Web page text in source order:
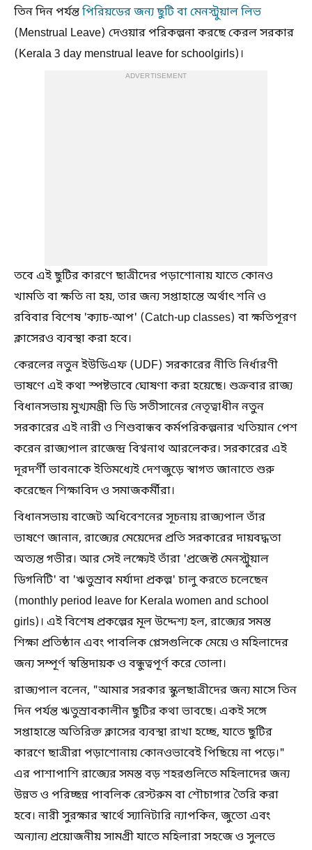
তিন দিন পর্যন্তপিরিয়ডের জন্য ছুটি বা মেনস্ট্রুয়াল লিভ
(Menstrual Leave) দেওয়ার পরিকল্পনা করছে কেরল সরকার
(Kerala 3 day menstrual leave for schoolgirls)।
ADVERTISEMENT
তবে এই ছুটির কারণে ছাত্রীদের পড়াশোনায় যাতে কোনও
খামতি বা ক্ষতি না হয়, তার জন্য সপ্তাহান্তে অর্থাৎ শনি ও
রবিবার বিশেষ 'ক্যাচ-আপ' (Catch-up classes) বা ক্ষতিপূরণ
ক্লাসেরও ব্যবস্থা করা হবে।
কেরলের নতুন ইউডিএফ (UDF) সরকারের নীতি নির্ধারণী
ভাষণে এই কথা স্পষ্টভাবে ঘোষণা করা হয়েছে। শুক্রবার রাজ্য
বিধানসভায় মুখ্যমন্ত্রী ভি ডি সতীসানের নেতৃত্বাধীন নতুন
সরকারের এই নারী ও শিশুবান্ধব কর্মপরিকল্পনার খতিয়ান পেশ
করেন রাজ্যপাল রাজেন্দ্র বিশ্বনাথ আরলেকর। সরকারের এই
দূরদর্শী ভাবনাকে ইতিমধ্যেই দেশজুড়ে স্বাগত জানাতে শুরু
করেছেন শিক্ষাবিদ ও সমাজকর্মীরা।
বিধানসভায় বাজেট অধিবেশনের সূচনায় রাজ্যপাল তাঁর
ভাষণে জানান, রাজ্যের মেয়েদের প্রতি সরকারের দায়বদ্ধতা
অত্যন্ত গভীর। আর সেই লক্ষ্যেই তাঁরা 'প্রজেক্ট মেনস্ট্রুয়াল
ডিগনিটি' বা 'ঋতুস্রাব মর্যাদা প্রকল্প' চালু করতে চলেছেন
(monthly period leave for Kerala women and school
girls)। এই বিশেষ প্রকল্পের মূল উদ্দেশ্য হল, রাজ্যের সমস্ত
শিক্ষা প্রতিষ্ঠান এবং পাবলিক প্লেসগুলিকে মেয়ে ও মহিলাদের
জন্য সম্পূর্ণ স্বস্তিদায়ক ও বন্ধুত্বপূর্ণ করে তোলা।
রাজ্যপাল বলেন, "আমার সরকার স্কুলছাত্রীদের জন্য মাসে তিন
দিন পর্যন্ত ঋতুস্রাবকালীন ছুটির কথা ভাবছে। একই সঙ্গে
সপ্তাহান্তে অতিরিক্ত ক্লাসের ব্যবস্থা রাখা হচ্ছে, যাতে ছুটির
কারণে ছাত্রীরা পড়াশোনায় কোনওভাবেই পিছিয়ে না পড়ে।"
এর পাশাপাশি রাজ্যের সমস্ত বড় শহরগুলিতে মহিলাদের জন্য
উন্নত ও পরিচ্ছন্ন পাবলিক রেস্টরুম বা শৌচাগার তৈরি করা
হবে। নারী সুরক্ষার স্বার্থে স্যানিটারি ন্যাপকিন, জুতো এবং
অন্যান্য প্রয়োজনীয় সামগ্রী যাতে মহিলারা সহজে ও সুলভে